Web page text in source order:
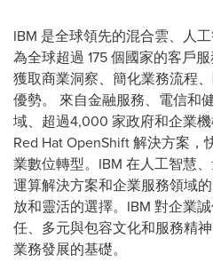
IBM 是全球領先的混合雲、人
為全球超過 175 個國家的客戶
獲取商業洞察、簡化業務流程
優勢。 來自金融服務、電信和
域、超過4,000 家政府和企業
Red Hat OpenShift 解決方案
業數位轉型。IBM 在人工智慧
運算解決方案和企業服務領域
放和靈活的選擇。IBM 對企業
任、多元與包容文化和服務精
業務發展的基礎。